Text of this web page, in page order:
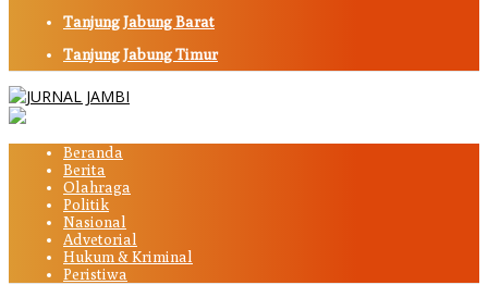
Tanjung Jabung Barat
Tanjung Jabung Timur
Beranda
Berita
Olahraga
Politik
Nasional
Advetorial
Hukum & Kriminal
Peristiwa